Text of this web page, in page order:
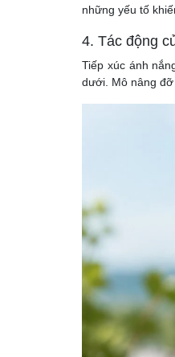
những yếu tố
4. Tác động
Tiếp xúc ánh
dưới. Mô nâng đỡ